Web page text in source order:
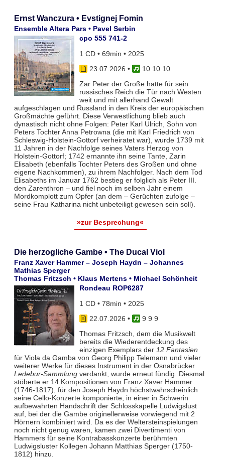
Ernst Wanczura • Evstignej Fomin
Ensemble Altera Pars • Pavel Serbin
cpo 555 741-2
1 CD • 69min • 2025
23.07.2026 •
10 10 10
Zar Peter der Große hatte für sein
russisches Reich die Tür nach Westen
weit und mit allerhand Gewalt
aufgeschlagen und Russland in den Kreis der europäischen
Großmächte geführt. Diese Verwestlichung blieb auch
dynastisch nicht ohne Folgen: Peter Karl Ulrich, Sohn von
Peters Tochter Anna Petrowna (die mit Karl Friedrich von
Schleswig-Holstein-Gottorf verheiratet war), wurde 1739 mit
11 Jahren in der Nachfolge seines Vaters Herzog von
Holstein-Gottorf; 1742 ernannte ihn seine Tante, Zarin
Elisabeth (ebenfalls Tochter Peters des Großen und ohne
eigene Nachkommen), zu ihrem Nachfolger. Nach dem Tod
Elisabeths im Januar 1762 bestieg er folglich als Peter III.
den Zarenthron – und fiel noch im selben Jahr einem
Mordkomplott zum Opfer (an dem – Gerüchten zufolge –
seine Frau Katharina nicht unbeteiligt gewesen sein soll).
»zur Besprechung«
Die herzogliche Gambe • The Ducal Viol
Franz Xaver Hammer – Joseph Haydn – Johannes
Mathias Sperger
Thomas Fritzsch • Klaus Mertens • Michael Schönheit
Rondeau ROP6287
1 CD • 78min • 2025
22.07.2026 •
9 9 9
Thomas Fritzsch, dem die Musikwelt
bereits die Wiederentdeckung des
einzigen Exemplars der 12 Fantasien
für Viola da Gamba von Georg Philipp Telemann und vieler
weiterer Werke für dieses Instrument in der Osnabrücker
Ledebur-Sammlungverdankt, wurde erneut fündig. Diesmal
stöberte er 14 Kompositionen von Franz Xaver Hammer
(1746-1817), für den Joseph Haydn höchstwahrscheinlich
seine Cello-Konzerte komponierte, in einer in Schwerin
aufbewahrten Handschrift der Schlosskapelle Ludwigslust
auf, bei der die Gambe originellerweise vorwiegend mit 2
Hörnern kombiniert wird. Da es der Weltersteinspielungen
noch nicht genug waren, kamen zwei Divertimenti von
Hammers für seine Kontrabasskonzerte berühmten
Ludwigsluster Kollegen Johann Matthias Sperger (1750-
1812) hinzu.